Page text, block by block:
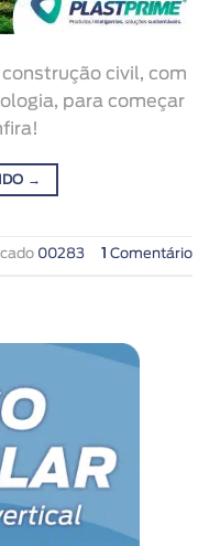
civil, com
para começar
→
00283 Comentário